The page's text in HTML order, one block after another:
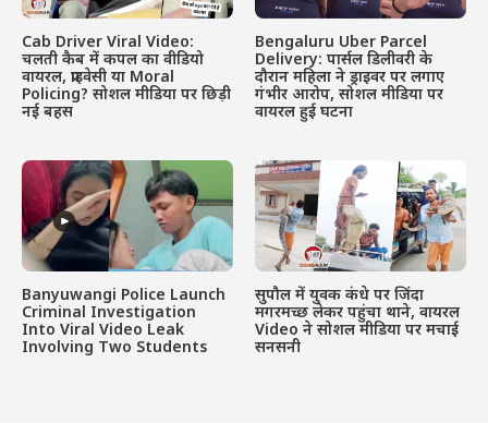
Cab Driver Viral Video:
चलती कैब में कपल का वीडियो
वायरल, प्राइवेसी या Moral
Policing? सोशल मीडिया पर छिड़ी
नई बहस
Bengaluru Uber Parcel
Delivery: पार्सल डिलीवरी के
दौरान महिला ने ड्राइवर पर लगाए
गंभीर आरोप, सोशल मीडिया पर
वायरल हुई घटना
Banyuwangi Police Launch
Criminal Investigation
Into Viral Video Leak
Involving Two Students
सुपौल में युवक कंधे पर जिंदा
मगरमच्छ लेकर पहुंचा थाने, वायरल
Video ने सोशल मीडिया पर मचाई
सनसनी